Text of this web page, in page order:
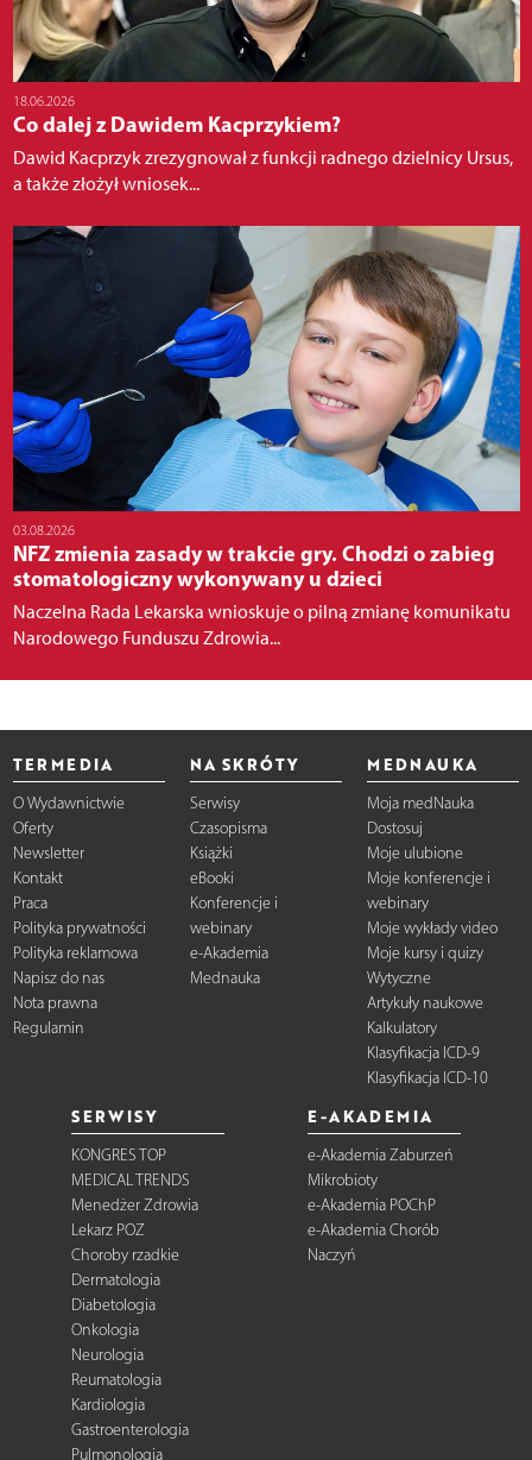
18.06.2026
Co dalej z Dawidem Kacprzykiem?
Dawid Kacprzyk zrezygnował z funkcji radnego dzielnicy Ursus,
a także złożył wniosek...
03.08.2026
NFZ zmienia zasady w trakcie gry. Chodzi o zabieg
stomatologiczny wykonywany u dzieci
Naczelna Rada Lekarska wnioskuje o pilną zmianę komunikatu
Narodowego Funduszu Zdrowia...
TERMEDIA
O Wydawnictwie
Oferty
Newsletter
Kontakt
Praca
Polityka prywatności
Polityka reklamowa
Napisz do nas
Nota prawna
Regulamin
NA SKRÓTY
Serwisy
Czasopisma
Książki
eBooki
Konferencje i
webinary
e-Akademia
Mednauka
MEDNAUKA
Moja medNauka
Dostosuj
Moje ulubione
Moje konferencje i
webinary
Moje wykłady video
Moje kursy i quizy
Wytyczne
Artykuły naukowe
Kalkulatory
Klasyfikacja ICD-9
Klasyfikacja ICD-10
SERWISY
KONGRES TOP
MEDICAL TRENDS
Menedżer Zdrowia
Lekarz POZ
Choroby rzadkie
Dermatologia
Diabetologia
Onkologia
Neurologia
Reumatologia
Kardiologia
Gastroenterologia
Pulmonologia
E-AKADEMIA
e-Akademia Zaburzeń
Mikrobioty
e-Akademia POChP
e-Akademia Chorób
Naczyń